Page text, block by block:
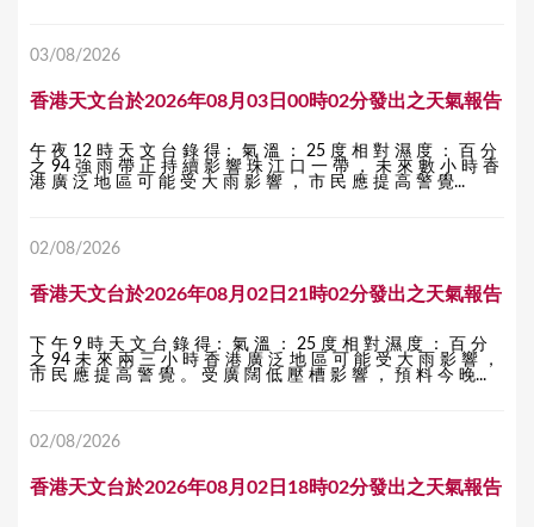
03/08/2026
香港天文台於2026年08月03日00時02分發出之天氣報告
午 夜 12 時 天 文 台 錄 得： 氣 溫 ： 25 度 相 對 濕 度 ： 百 分
之 94 強 雨 帶 正 持 續 影 響 珠 江 口 一 帶 ， 未 來 數 小 時 香
港 廣 泛 地 區 可 能 受 大 雨 影 響 ， 市 民 應 提 高 警 覺...
02/08/2026
香港天文台於2026年08月02日21時02分發出之天氣報告
下 午 9 時 天 文 台 錄 得： 氣 溫 ： 25 度 相 對 濕 度 ： 百 分
之 94 未 來 兩 三 小 時 香 港 廣 泛 地 區 可 能 受 大 雨 影 響 ，
市 民 應 提 高 警 覺 。 受 廣 闊 低 壓 槽 影 響 ， 預 料 今 晚...
02/08/2026
香港天文台於2026年08月02日18時02分發出之天氣報告